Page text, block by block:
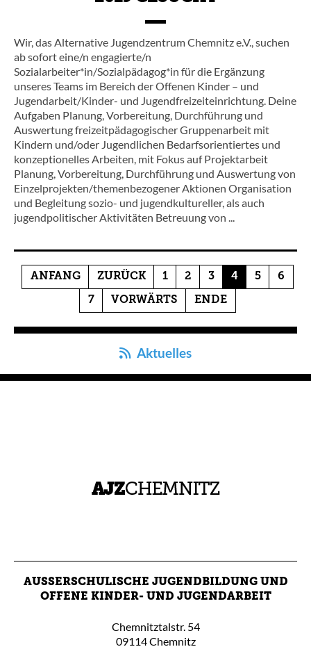
Wir, das Alternative Jugendzentrum Chemnitz e.V., suchen
ab sofort eine/n engagierte/n
Sozialarbeiter*in/Sozialpädagog*in für die Ergänzung
unseres Teams im Bereich der Offenen Kinder – und
Jugendarbeit/Kinder- und Jugendfreizeiteinrichtung. Deine
Aufgaben Planung, Vorbereitung, Durchführung und
Auswertung freizeitpädagogischer Gruppenarbeit mit
Kindern und/oder Jugendlichen Bedarfsorientiertes und
konzeptionelles Arbeiten, mit Fokus auf Projektarbeit
Planung, Vorbereitung, Durchführung und Auswertung von
Einzelprojekten/themenbezogener Aktionen Organisation
und Begleitung sozio- und jugendkultureller, als auch
jugendpolitischer Aktivitäten Betreuung von ...
ANFANG ZURÜCK 1 2 3 4 5 6
7 VORWÄRTS ENDE
Aktuelles
AUSSERSCHULISCHE JUGENDBILDUNG UND O
FFENE KINDER- UND JUGENDARBEIT
Chemnitztalstr. 54
09114 Chemnitz